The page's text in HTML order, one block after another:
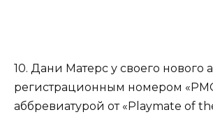
10. Дани Матерс у своего нового
регистрационным номером
аббревиатурой от «Playmate of